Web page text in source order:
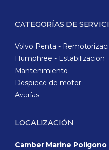
CATEGORÍAS DE
Volvo Penta -
Humphree - Estabilización
Mantenimiento
Despiece de motor
Averías
LOCALIZACIÓN
Camber Marine